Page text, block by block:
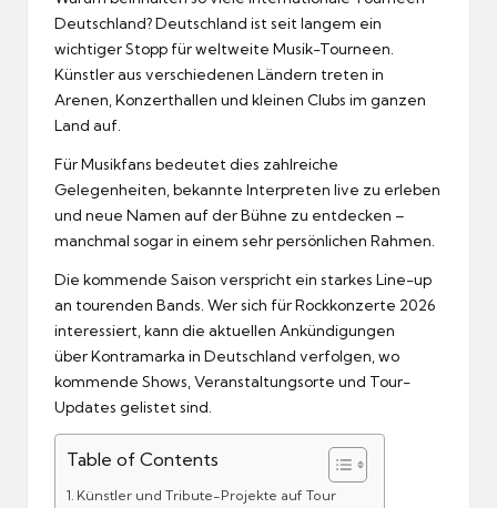
Deutschland? Deutschland ist seit langem ein
wichtiger Stopp für weltweite Musik-Tourneen.
Künstler aus verschiedenen Ländern treten in
Arenen, Konzerthallen und kleinen Clubs im ganzen
Land auf.
Für Musikfans bedeutet dies zahlreiche
Gelegenheiten, bekannte Interpreten live zu erleben
und neue Namen auf der Bühne zu entdecken –
manchmal sogar in einem sehr persönlichen Rahmen.
Die kommende Saison verspricht ein starkes Line-up
an tourenden Bands. Wer sich für Rockkonzerte 2026
interessiert, kann die aktuellen Ankündigungen
überKontramarka in Deutschland verfolgen, wo
kommende Shows, Veranstaltungsorte und Tour-
Updates gelistet sind.
Table of Contents
Künstler und Tribute-Projekte auf Tour